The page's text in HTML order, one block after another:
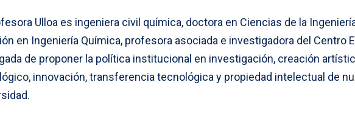
Ulloa es ingeniera civil química, doctora en Ciencias de la
en Ingeniería Química, profesora asociada e investigadora del Centro
de proponer la política institucional en investigación, creación
innovación, transferencia tecnológica y propiedad intelectual de